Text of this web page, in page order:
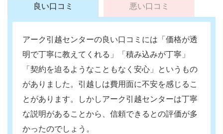
良い口コミ 悪い口コミ
アーク引越センターの良い口コミには「価格が透
明で丁寧に教えてくれる」「積み込みが丁寧」
「契約を迫るようなこともなく安心」というもの
がありました。引越しは費用面に不安を感じるこ
とがあります。しかしアーク引越センターは丁寧
な説明があることから、信頼できるとの評価が多
かったのでしょう。